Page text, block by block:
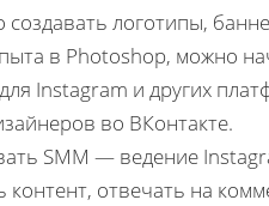
логотипы,
в Photoshop, можно
Instagram и других
во ВКонтакте.
SMM — ведение
отвечать на